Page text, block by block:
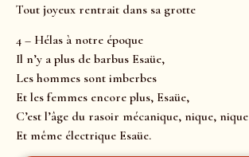
Tout joyeux rentrait dans sa grotte
4 – Hélas à notre époque
Il n’y a plus de barbus Esaüe,
Les hommes sont imberbes
Et les femmes encore plus, Esaüe,
C’est l’âge du rasoir mécanique, nique, nique
Et même électrique Esaüe.